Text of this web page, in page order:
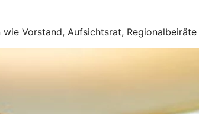
Vorstand, Aufsichtsrat,